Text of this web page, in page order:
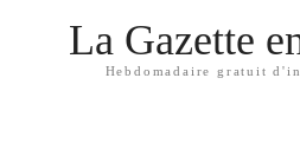
La Gazette
Hebdomadaire gratuit